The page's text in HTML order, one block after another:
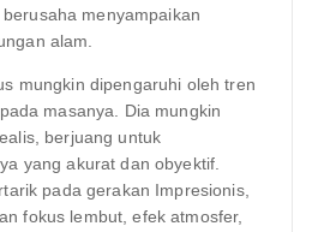
menyampaikan
alam.
mungkin dipengaruhi oleh tren
masanya. Dia mungkin
berjuang untuk
yang akurat dan obyektif.
pada gerakan Impresionis,
fokus lembut, efek atmosfer,